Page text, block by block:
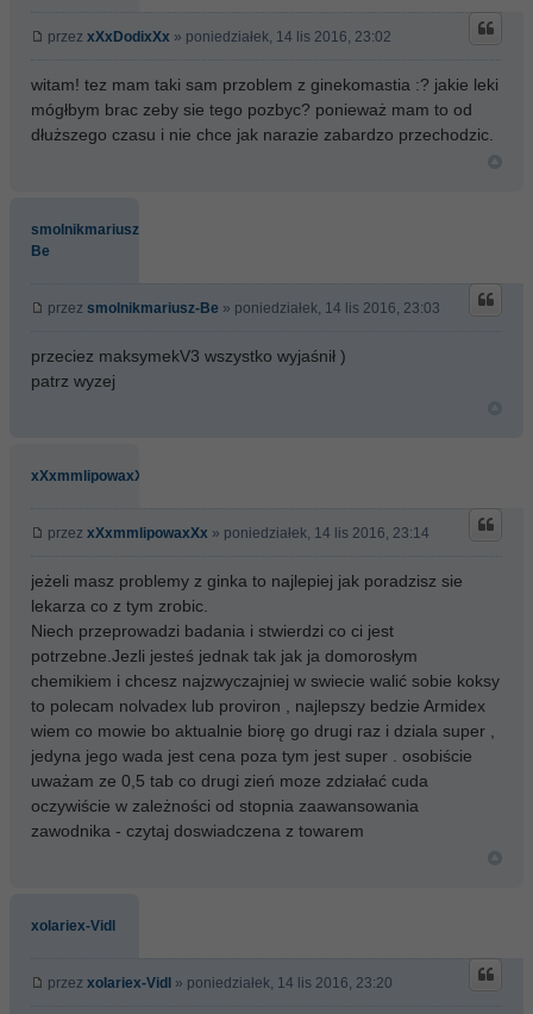
przez xXxDodixXx » poniedziałek, 14 lis 2016, 23:02
witam! tez mam taki sam przoblem z ginekomastia :? jakie leki
mógłbym brac zeby sie tego pozbyc? ponieważ mam to od
dłuższego czasu i nie chce jak narazie zabardzo przechodzic.
smolnikmariusz-
Be
przez smolnikmariusz-Be » poniedziałek, 14 lis 2016, 23:03
przeciez maksymekV3 wszystko wyjaśnił )
patrz wyzej
xXxmmlipowaxXx
przez xXxmmlipowaxXx » poniedziałek, 14 lis 2016, 23:14
jeżeli masz problemy z ginka to najlepiej jak poradzisz sie
lekarza co z tym zrobic.
Niech przeprowadzi badania i stwierdzi co ci jest
potrzebne.Jezli jesteś jednak tak jak ja domorosłym
chemikiem i chcesz najzwyczajniej w swiecie walić sobie koksy
to polecam nolvadex lub proviron , najlepszy bedzie Armidex
wiem co mowie bo aktualnie biorę go drugi raz i dziala super ,
jedyna jego wada jest cena poza tym jest super . osobiście
uważam ze 0,5 tab co drugi zień moze zdziałać cuda
oczywiście w zależności od stopnia zaawansowania
zawodnika - czytaj doswiadczena z towarem
xolariex-Vidl
przez xolariex-Vidl » poniedziałek, 14 lis 2016, 23:20